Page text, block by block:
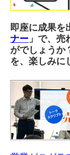
即座に成果を
ナー 」で、
がでしょうか
を、楽しみに